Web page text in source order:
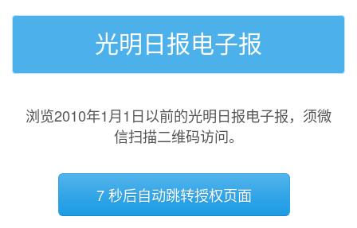
光明日报电子报
浏览2010年1月1日以前的光明日报电子报，须微
信扫描二维码访问。
7 秒后自动跳转授权页面